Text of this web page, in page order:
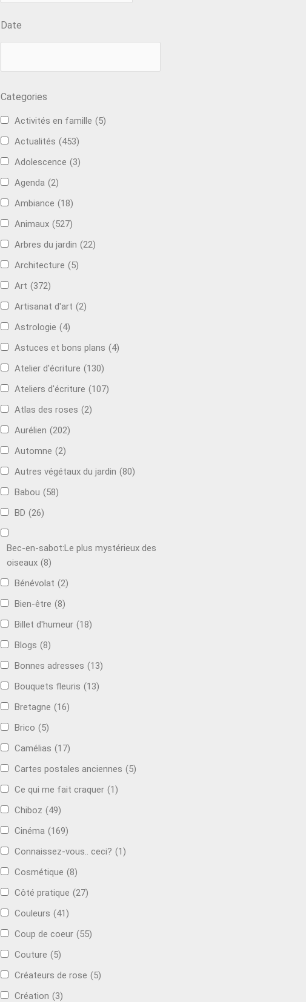
Date
Categories
Activités en famille (5)
Actualités (453)
Adolescence (3)
Agenda (2)
Ambiance (18)
Animaux (527)
Arbres du jardin (22)
Architecture (5)
Art (372)
Artisanat d'art (2)
Astrologie (4)
Astuces et bons plans (4)
Atelier d'écriture (130)
Ateliers d'écriture (107)
Atlas des roses (2)
Aurélien (202)
Automne (2)
Autres végétaux du jardin (80)
Babou (58)
BD (26)
Bec-en-sabot:Le plus mystérieux des
oiseaux (8)
Bénévolat (2)
Bien-être (8)
Billet d'humeur (18)
Blogs (8)
Bonnes adresses (13)
Bouquets fleuris (13)
Bretagne (16)
Brico (5)
Camélias (17)
Cartes postales anciennes (5)
Ce qui me fait craquer (1)
Chiboz (49)
Cinéma (169)
Connaissez-vous.. ceci? (1)
Cosmétique (8)
Côté pratique (27)
Couleurs (41)
Coup de coeur (55)
Couture (5)
Créateurs de rose (5)
Création (3)